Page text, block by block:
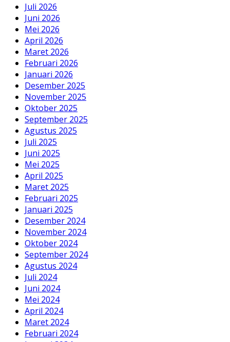
Juli 2026
Juni 2026
Mei 2026
April 2026
Maret 2026
Februari 2026
Januari 2026
Desember 2025
November 2025
Oktober 2025
September 2025
Agustus 2025
Juli 2025
Juni 2025
Mei 2025
April 2025
Maret 2025
Februari 2025
Januari 2025
Desember 2024
November 2024
Oktober 2024
September 2024
Agustus 2024
Juli 2024
Juni 2024
Mei 2024
April 2024
Maret 2024
Februari 2024